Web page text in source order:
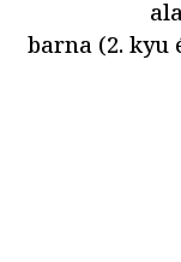
barna (2. kyu